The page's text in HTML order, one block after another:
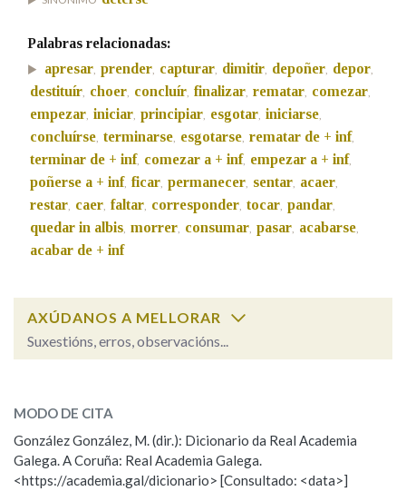
Palabras relacionadas:
apresar, prender, capturar, dimitir, depoñer, depor,
destituír, choer, concluír, finalizar, rematar, comezar,
empezar, iniciar, principiar, esgotar, iniciarse,
concluírse, terminarse, esgotarse, rematar de + inf,
terminar de + inf, comezar a + inf, empezar a + inf,
poñerse a + inf, ficar, permanecer, sentar, acaer,
restar, caer, faltar, corresponder, tocar, pandar,
quedar in albis, morrer, consumar, pasar, acabarse,
acabar de + inf
AXÚDANOS A MELLORAR
Suxestións, erros, observacións...
parar (un froito)
parar (deter)
ESCOLLE UNHA OPCIÓN:
MODO DE CITA
González González, M. (dir.): Dicionario da Real Academia
Galega. A Coruña: Real Academia Galega.
<https://academia.gal/dicionario> [Consultado: <data>]